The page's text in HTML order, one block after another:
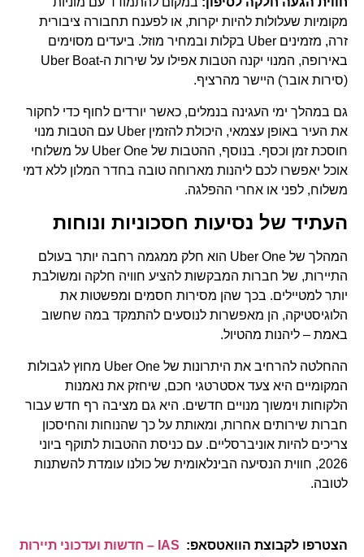
מקומיות שעלולות להיות יקרות, או לפענח תחבורה ציבורית
זרה, מזמינים Uber בקלות ובמחיר מוזל. ביעדים מסוימים
באירופה, המנוי יקנה הטבות אפילו על שירות ה-Uber Boat
(סירות אובר) היישר מהרציף.
גם במהלך ימי העגינה בנמלים, כאשר יורדים לחוף כדי לחקור
את העיר באופן עצמאי, היכולת להזמין Uber עם הטבות מנוי
חוסכת זמן וכסף. בנוסף, ההטבות של Uber One על משלוחי
אוכל יאפשרו לכם ליהנות מארוחה טובה בחדר המלון ללא דמי
משלוח, לפני או אחרי ההפלגה.
העתיד של נסיעות חסכוניות ונוחות
המהלך של Uber One הוא חלק ממגמה רחבה יותר בעולם
התיירות, של חברות המבקשות להציע חוויה חלקה ומשולבת
יותר למטיילים. בכך שהן מסירות חסמים ומפשטות את
הלוגיסטיקה, הן מאפשרות לנוסעים להתמקד במה שחשוב
באמת – ליהנות מהטיול.
ההחלטה להרחיב את היתרונות של Uber One מחוץ לגבולות
המקומיים היא צעד אסטרטגי חכם, שיחזק את נאמנות
הלקוחות וימשוך מנויים חדשים. היא גם מציבה רף חדש עבור
חברות שירותים אחרות, ומאותת על כך שהנוחות והחיסכון
צריכים להיות אוניברסליים. עם כניסת ההטבות לתוקף ביוני
2026, חווית הנסיעה הבינלאומית של כולנו עומדת להשתנות
לטובה.
הצטרפו לקבוצת הוואטסאפ:
IAS – חדשות ועדכוני תיירות